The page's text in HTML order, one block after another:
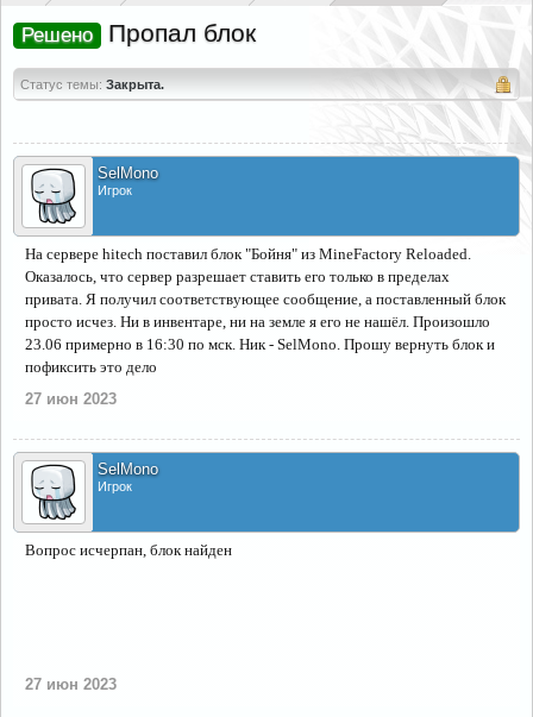
Решено Пропал блок
Статус темы: Закрыта.
SelMono
Игрок
На сервере hitech поставил блок "Бойня" из MineFactory Reloaded.
Оказалось, что сервер разрешает ставить его только в пределах
привата. Я получил соответствующее сообщение, а поставленный блок
просто исчез. Ни в инвентаре, ни на земле я его не нашёл. Произошло
23.06 примерно в 16:30 по мск. Ник - SelMono. Прошу вернуть блок и
пофиксить это дело
27 июн 2023
SelMono
Игрок
Вопрос исчерпан, блок найден
27 июн 2023